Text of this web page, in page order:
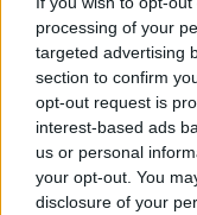
processing of your
targeted advertising
section to confirm
opt-out request is
interest-based ads
us or personal
your opt-out. You
disclosure of your